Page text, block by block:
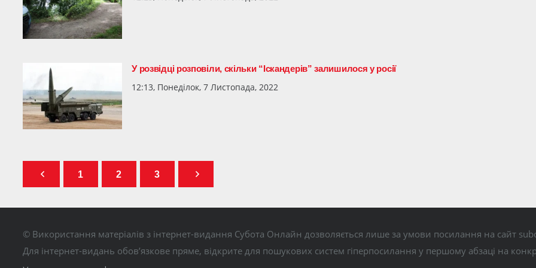
У розвідці розповіли, скільки “Іскандерів” залишилося у росії
12:13, Понеділок, 7 Листопада, 2022
1 2 3
© Використання матеріалів з інтернет-видання Субота Онлайн дозволяється лише за умови посилання на сайт
Для інтернет-видань обов’язкове пряме, відкрите для пошукових систем гіперпосилання у першому абзаці на